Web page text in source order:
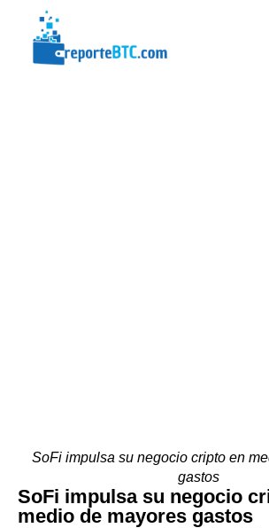
SoFi impulsa su negocio cripto en
gastos
SoFi impulsa su negocio
medio de mayores gastos